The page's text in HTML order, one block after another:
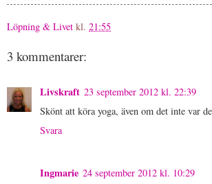
Löpning & Livet kl. 21:55
3 kommentarer:
Livskraft 23 september 2012 kl. 22:39
Skönt att köra yoga, även om det inte var
Svara
Ingmarie 24 september 2012 kl. 10:29